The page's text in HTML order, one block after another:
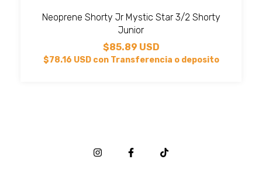
Neoprene Shorty Jr Mystic Star 3/2 Shorty
Junior
$85.89 USD
$78.16 USD con Transferencia o deposito